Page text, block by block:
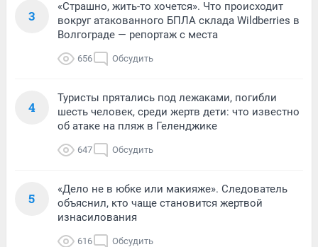
3
«Страшно, жить-то хочется». Что происходит
вокруг атакованного БПЛА склада Wildberries в
Волгограде — репортаж с места
656 Обсудить
4
Туристы прятались под лежаками, погибли
шесть человек, среди жертв дети: что известно
об атаке на пляж в Геленджике
647 Обсудить
5
«Дело не в юбке или макияже». Следователь
объяснил, кто чаще становится жертвой
изнасилования
616 Обсудить